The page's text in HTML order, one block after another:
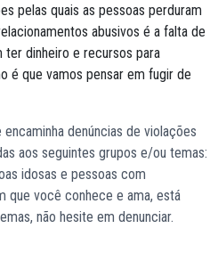
pelas quais as pessoas perduram
abusivos é a falta de
ter dinheiro e recursos para
é que vamos pensar em fugir de
denúncias de violações
aos seguintes grupos e/ou temas:
idosas e pessoas com
que você conhece e ama, está
não hesite em denunciar.